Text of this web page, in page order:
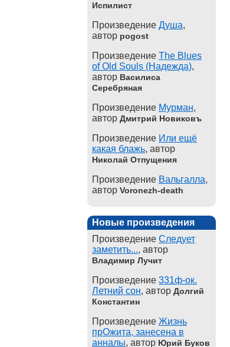
Испилист
Произведение Душа,
автор pogost
Произведение The Blues
of Old Souls (Надежда),
автор Василиса
Серебряная
Произведение Мурман,
автор Дмитрий Новиковъ
Произведение Или ещё
какая блажь, автор
Николай Отпущения
Произведение Вальгалла,
автор Voronezh-death
Новые произведения
Произведение Следует
заметить..., автор
Владимир Лучит
Произведение 331ф-ок.
Летний сон, автор Долгий
Константин
Произведение Жизнь
прОжита, занесена в
анналы, автор Юрий Буков